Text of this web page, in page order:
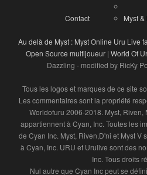
Contact
Myst
Au delà de Myst : Myst Online Uru Live
Open Source multijoueur | World Of
Dazzling - modified by RicKy
Tous les logos et marques de ce site
Les commentaires sont la propriété
Worldofuru 2006-2018. Myst, Riven,
appartiennent à Cyan, Inc. Toutes les
de Cyan Inc. Myst, Riven,D'ni et Myst V
à Cyan, Inc. URU et Urulive sont des
Inc. Tous droits
Nul autre que Cyan Inc peut se